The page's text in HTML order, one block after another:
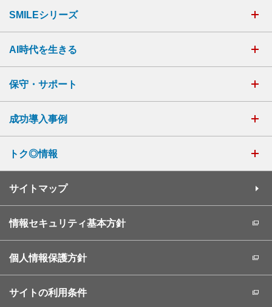
SMILEシリーズ
AI時代を生きる
保守・サポート
成功導入事例
トク◎情報
サイトマップ
情報セキュリティ基本方針
個人情報保護方針
サイトの利用条件